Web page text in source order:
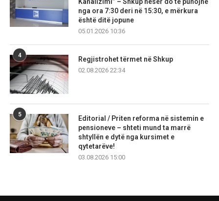
nga ora 7:30 deri në 15:30, e mërkura
është ditë jopune
05.01.2026 10:36
4
Regjistrohet tërmet në Shkup
02.08.2026 22:34
5
Editorial / Priten reforma në sistemin e
pensioneve – shteti mund ta marrë
shtyllën e dytë nga kursimet e
qytetarëve!
03.08.2026 15:00